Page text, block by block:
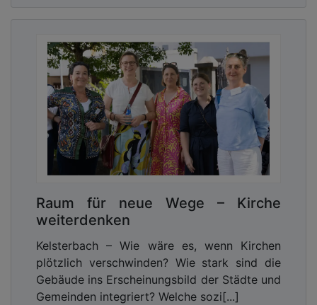
Raum für neue Wege – Kirche
weiterdenken
Kelsterbach – Wie wäre es, wenn Kirchen
plötzlich verschwinden? Wie stark sind die
Gebäude ins Erscheinungsbild der Städte und
Gemeinden integriert? Welche sozi[...]